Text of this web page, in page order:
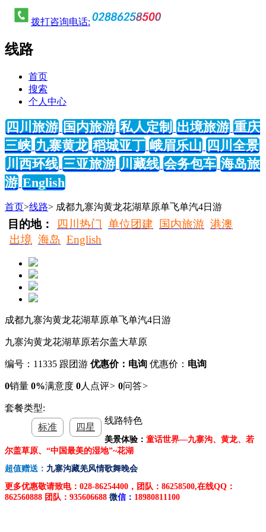
拨打咨询电话:
线路
首页
搜索
个人中心
四川旅游 国内旅游 私人定制 出境旅游 重庆
三峡 九寨黄龙 稻城亚丁 峨眉乐山 四川全景
川西环线 三亚旅游 川藏线 会务包车 海岛旅
游 English
首页>线路> 成都九寨沟黄龙花湖草原单飞单汽4日游
目的地： 四川热门 单位团建 国内旅游 港澳
出境 海岛 English
成都九寨沟黄龙花湖草原单飞单汽4日游
九寨沟黄龙花湖草原若尔盖大草原
编号：11335 跟团游 优惠价：电询 优惠价： 电询
0销量 0%满意度 0人点评> 0问答>
套餐类型:
标准
四星
线路特色
美景体验： 童话世界—九寨沟、黄龙、若
尔盖草原、 “中国最美的湿地”~花湖
超值赠送： 九寨沟藏羌风情歌舞晚会
更多优惠敬请致电：028-86254400， 团队： 86258500,在线QQ：
862560888 团队： 935606688 微信： 18980811100